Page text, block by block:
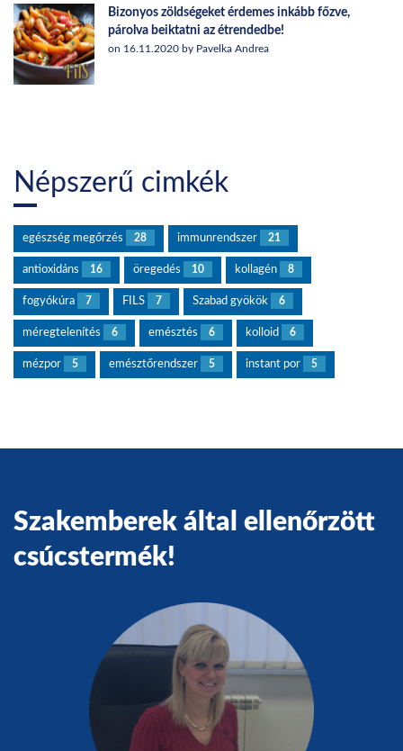
Bizonyos zöldségeket érdemes inkább főzve,
párolva beiktatni az étrendedbe!
on 16.11.2020 by Pavelka Andrea
Népszerű cimkék
egészség megőrzés 28 immunrendszer 21
antioxidáns 16 öregedés 10 kollagén 8
fogyókúra 7 FILS 7 Szabad gyökök 6
méregtelenítés 6 emésztés 6 kolloid 6
mézpor 5 emésztőrendszer 5 instant por 5
Szakemberek által ellenőrzött
csúcstermék!